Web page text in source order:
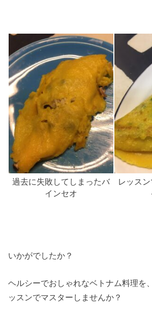
過去に失敗してしまったバ
インセオ
レッス
いかがでしたか？
ヘルシーでおしゃれなベトナム料理を
ッスンでマスターしませんか？